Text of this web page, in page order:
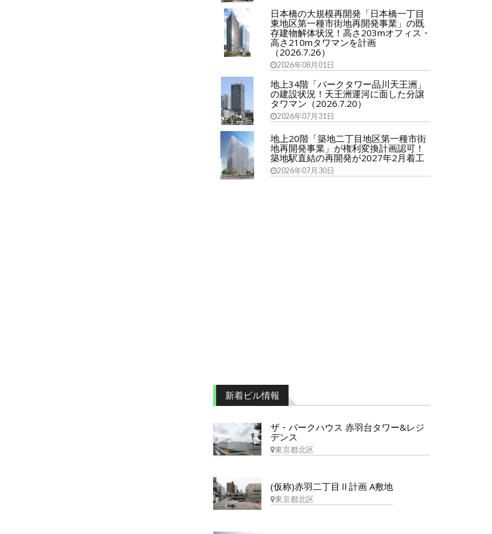
日本橋の大規模再開発「日本橋一丁目
東地区第一種市街地再開発事業」の既
存建物解体状況！高さ203mオフィス・
高さ210mタワマンを計画
（2026.7.26）
2026年08月01日
地上34階「パークタワー品川天王洲」
の建設状況！天王洲運河に面した分譲
タワマン（2026.7.20）
2026年07月31日
地上20階「築地二丁目地区第一種市街
地再開発事業」が権利変換計画認可！
築地駅直結の再開発が2027年2月着工
2026年07月30日
新着ビル情報
ザ・パークハウス 赤羽台タワー&レジ
デンス
東京都北区
(仮称)赤羽二丁目Ⅱ計画 A敷地
東京都北区